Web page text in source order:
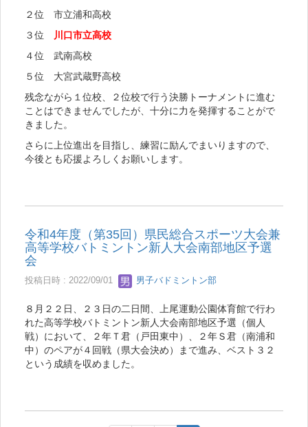
２位 市立浦和高校
３位
川口市立高校
４位 武南高校
５位 大宮武蔵野高校
残念ながら１位校、２位校で行う決勝トーナメントに進む
ことはできませんでしたが、十分に力を発揮することがで
きました。
さらに上位進出を目指し、練習に励んでまいりますので、
今後とも応援よろしくお願いします。
令和4年度（第35回）県民総合スポーツ大会兼
高等学校バトミントン新人大会南部地区予選
会
投稿日時 : 2022/09/01 男子バドミントン部
８月２２日、２３日の二日間、上尾運動公園体育館で行わ
れた高等学校バトミントン新人大会南部地区予選（個人
戦）において、２年Ｔ君（戸田東中）、２年Ｓ君（南浦和
中）のペアが４回戦（県大会決め）まで進み、ベスト３２
という成績を収めました。